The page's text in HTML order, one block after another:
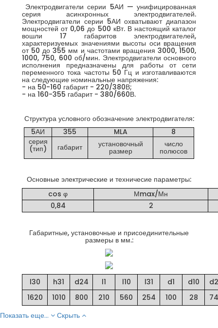
Электродвигатели серии 5АИ — унифицированная
серия асинхронных электродвигателей.
Электродвигатели серии 5АИ охватывают диапазон
мощностей от 0,06 до 500 кВт. В настоящий каталог
вошли 17 габаритов электродвигателей,
характеризуемых значениями высоты оси вращения
от 50 до 355 мм и частотами вращения 3000, 1500,
1000, 750, 600 об/мин. Электродвигатели основного
исполнения предназначены для работы от сети
переменного тока частоты 50 Гц и изготавливаются
на следующие номинальные напряжения:
- на 50-160 габарит - 220/380В;
- на 160-355 габарит - 380/660В.
Структура условного обозначение электродвигателя:
5АИ
355 MLA
8
серия
(тип) габарит установочный
размер
число
полюсов
Основные электрические и техничесие параметры:
cos φ
Мmax/Мн
0,84
2
Габаритные, установочные и присоединительные
размеры в мм.:
l30 h31 d24 l1 l10 l31 d1 d10
1620
1010 800 210 560 254 100 28
Показать еще...
Скрыть